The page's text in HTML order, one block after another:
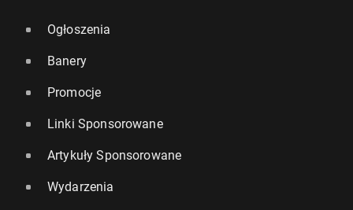
Ogłoszenia
Banery
Promocje
Linki Sponsorowane
Artykuły Sponsorowane
Wydarzenia